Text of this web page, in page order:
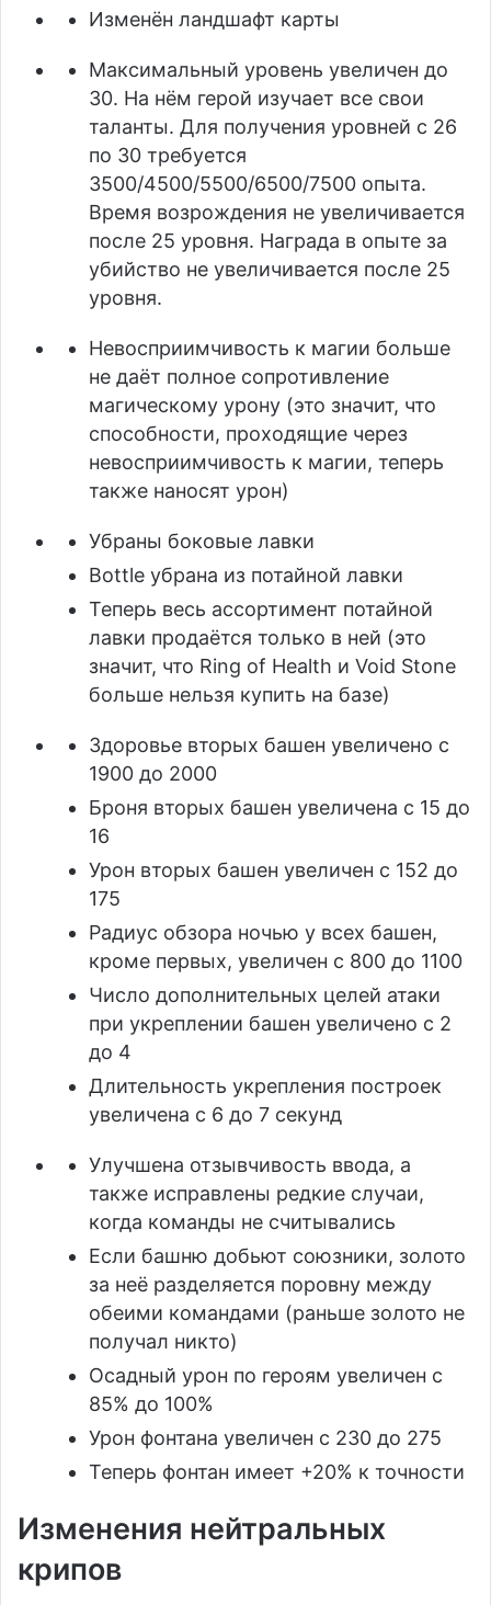
Изменён ландшафт карты
Максимальный уровень увеличен до
30. На нём герой изучает все свои
таланты. Для получения уровней с 26
по 30 требуется
3500/4500/5500/6500/7500 опыта.
Время возрождения не увеличивается
после 25 уровня. Награда в опыте за
убийство не увеличивается после 25
уровня.
Невосприимчивость к магии больше
не даёт полное сопротивление
магическому урону (это значит, что
способности, проходящие через
невосприимчивость к магии, теперь
также наносят урон)
Убраны боковые лавки
Bottle убрана из потайной лавки
Теперь весь ассортимент потайной
лавки продаётся только в ней (это
значит, что Ring of Health и Void Stone
больше нельзя купить на базе)
Здоровье вторых башен увеличено с
1900 до 2000
Броня вторых башен увеличена с 15 до
16
Урон вторых башен увеличен с 152 до
175
Радиус обзора ночью у всех башен,
кроме первых, увеличен с 800 до 1100
Число дополнительных целей атаки
при укреплении башен увеличено с 2
до 4
Длительность укрепления построек
увеличена с 6 до 7 секунд
Улучшена отзывчивость ввода, а
также исправлены редкие случаи,
когда команды не считывались
Если башню добьют союзники, золото
за неё разделяется поровну между
обеими командами (раньше золото не
получал никто)
Осадный урон по героям увеличен с
85% до 100%
Урон фонтана увеличен с 230 до 275
Теперь фонтан имеет +20% к точности
Изменения нейтральных
крипов